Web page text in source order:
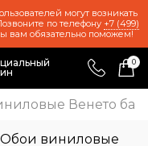
могут возникать
по телефону +7 (499)
вам обязательно поможем!
0
Венето база
Обои виниловые